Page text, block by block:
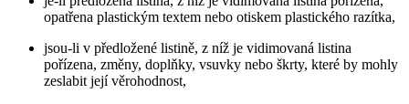
opatřena plastickým textem nebo otiskem plastického razítka,
jsou-li v předložené listině, z níž je vidimovaná listina
pořízena, změny, doplňky, vsuvky nebo škrty, které by mohly
zeslabit její věrohodnost,